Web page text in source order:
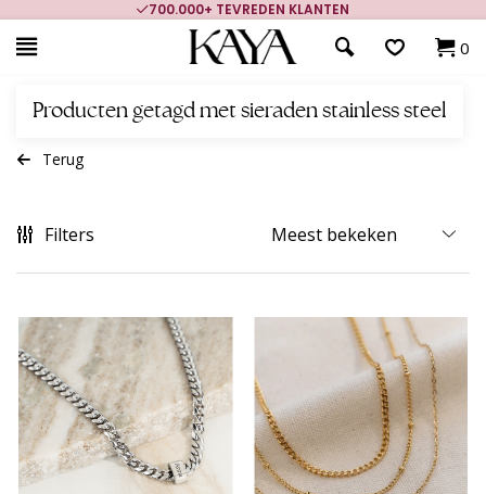
700.000+ TEVREDEN KLANTEN
0
Producten getagd met sieraden stainless steel
Terug
Filters